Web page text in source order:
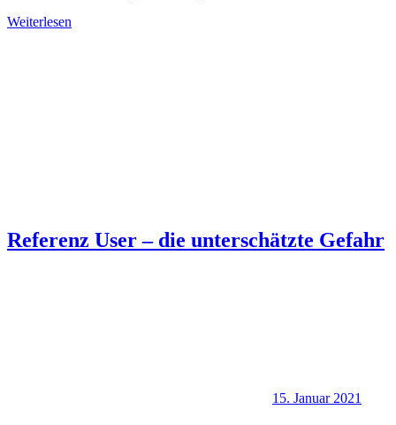
Weiterlesen
Referenz User – die unterschätzte Gefahr
15. Januar 2021